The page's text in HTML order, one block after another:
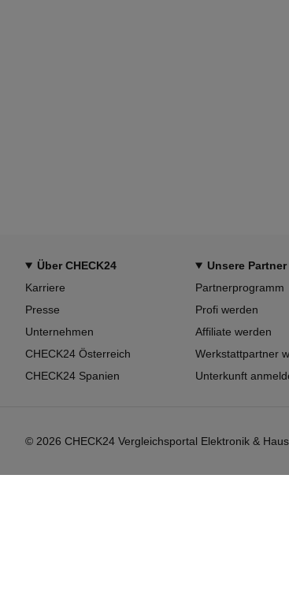
Über CHECK24
Karriere
Presse
Unternehmen
CHECK24 Österreich
CHECK24 Spanien
Unsere Partner
Partnerprogramm
Profi werden
Affiliate werden
Werkstattpartner
Unterkunft
© 2026 CHECK24 Vergleichsportal Elektronik &